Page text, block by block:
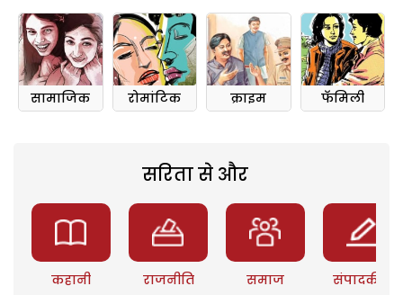
सामाजिक रोमांटिक क्राइम फॅमिली
सरिता से और
कहानी राजनीति समाज संपादकीय